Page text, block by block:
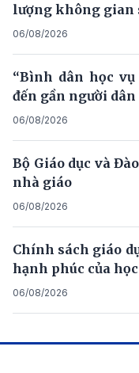
lượng không gian
06/08/2026
“Bình dân học
đến gần người dân
06/08/2026
Bộ Giáo dục và
nhà giáo
06/08/2026
Chính sách giáo
hạnh phúc của
06/08/2026